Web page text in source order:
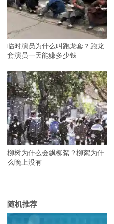
临时演员为什么叫跑龙套？跑龙
套演员一天能赚多少钱
柳树为什么会飘柳絮？柳絮为什
么晚上没有
随机推荐